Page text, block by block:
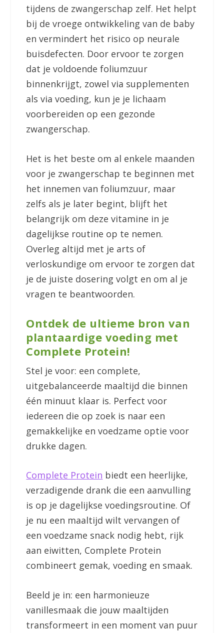
tijdens de zwangerschap zelf. Het helpt
bij de vroege ontwikkeling van de baby
en vermindert het risico op neurale
buisdefecten. Door ervoor te zorgen
dat je voldoende foliumzuur
binnenkrijgt, zowel via supplementen
als via voeding, kun je je lichaam
voorbereiden op een gezonde
zwangerschap.
Het is het beste om al enkele maanden
voor je zwangerschap te beginnen met
het innemen van foliumzuur, maar
zelfs als je later begint, blijft het
belangrijk om deze vitamine in je
dagelijkse routine op te nemen.
Overleg altijd met je arts of
verloskundige om ervoor te zorgen dat
je de juiste dosering volgt en om al je
vragen te beantwoorden.
Ontdek de ultieme bron van
plantaardige voeding met
Complete Protein!
Stel je voor: een complete,
uitgebalanceerde maaltijd die binnen
één minuut klaar is. Perfect voor
iedereen die op zoek is naar een
gemakkelijke en voedzame optie voor
drukke dagen.
Complete Protein biedt een heerlijke,
verzadigende drank die een aanvulling
is op je dagelijkse voedingsroutine. Of
je nu een maaltijd wilt vervangen of
een voedzame snack nodig hebt, rijk
aan eiwitten, Complete Protein
combineert gemak, voeding en smaak.
Beeld je in: een harmonieuze
vanillesmaak die jouw maaltijden
transformeert in een moment van puur